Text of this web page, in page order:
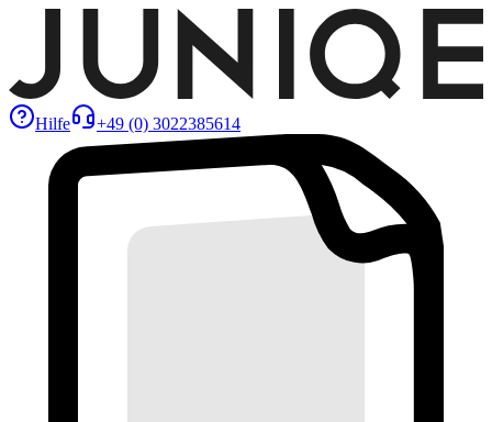
Hilfe +49 (0) 3022385614